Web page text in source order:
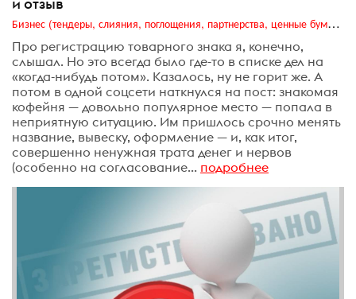
Бизнес (тендеры, слияния, поглощения, партнерства, ценные бумаги, акционеры, финансы и отчетность)
Про регистрацию товарного знака я, конечно,
слышал. Но это всегда было где-то в списке дел на
«когда-нибудь потом». Казалось, ну не горит же. А
потом в одной соцсети наткнулся на пост: знакомая
кофейня — довольно популярное место — попала в
неприятную ситуацию. Им пришлось срочно менять
название, вывеску, оформление — и, как итог,
совершенно ненужная трата денег и нервов
(особенно на согласование... подробнее